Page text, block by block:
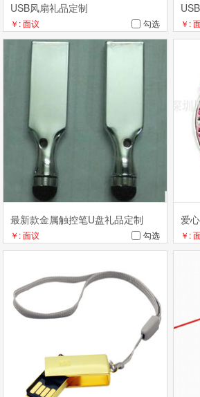
USB风扇礼品定制
￥: 面议 勾选 ￥:
最新款金属触控笔U盘礼品定制
￥: 面议 勾选
爱
￥: